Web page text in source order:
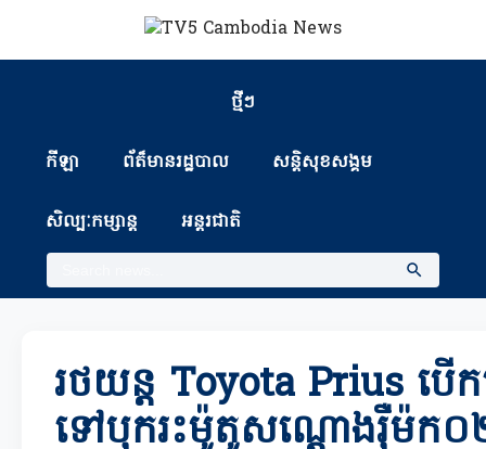
ថ្មីៗ
កីឡា ព័ត៏មានរដ្ឋបាល សន្តិសុខសង្គម
សិល្បៈកម្សាន្ត អន្តរជាតិ
រថយន្ត Toyota Prius បើ
ទៅបុករះម៉ូតូសណ្តោងរ៉ឺម៉ក០